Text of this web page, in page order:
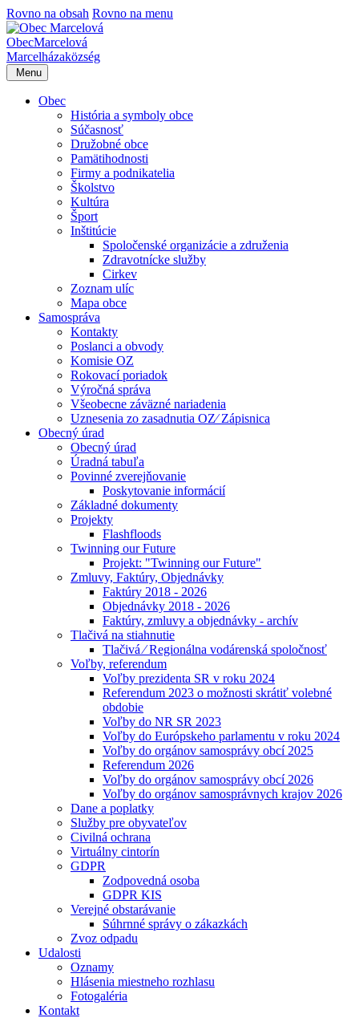
Rovno na obsah Rovno na menu
ObecMarcelová
Marcelházaközség
Menu
Obec
História a symboly obce
Súčasnosť
Družobné obce
Pamätihodnosti
Firmy a podnikatelia
Školstvo
Kultúra
Šport
Inštitúcie
Spoločenské organizácie a združenia
Zdravotnícke služby
Cirkev
Zoznam ulíc
Mapa obce
Samospráva
Kontakty
Poslanci a obvody
Komisie OZ
Rokovací poriadok
Výročná správa
Všeobecne záväzné nariadenia
Uznesenia zo zasadnutia OZ⁄ Zápisnica
Obecný úrad
Obecný úrad
Úradná tabuľa
Povinné zverejňovanie
Poskytovanie informácií
Základné dokumenty
Projekty
Flashfloods
Twinning our Future
Projekt: "Twinning our Future"
Zmluvy, Faktúry, Objednávky
Faktúry 2018 - 2026
Objednávky 2018 - 2026
Faktúry, zmluvy a objednávky - archív
Tlačivá na stiahnutie
Tlačivá ⁄ Regionálna vodárenská spoločnosť
Voľby, referendum
Voľby prezidenta SR v roku 2024
Referendum 2023 o možnosti skrátiť volebné
obdobie
Voľby do NR SR 2023
Voľby do Európskeho parlamentu v roku 2024
Voľby do orgánov samosprávy obcí 2025
Referendum 2026
Voľby do orgánov samosprávy obcí 2026
Voľby do orgánov samosprávnych krajov 2026
Dane a poplatky
Služby pre obyvateľov
Civilná ochrana
Virtuálny cintorín
GDPR
Zodpovedná osoba
GDPR KIS
Verejné obstarávanie
Súhrnné správy o zákazkách
Zvoz odpadu
Udalosti
Oznamy
Hlásenia miestneho rozhlasu
Fotogaléria
Kontakt